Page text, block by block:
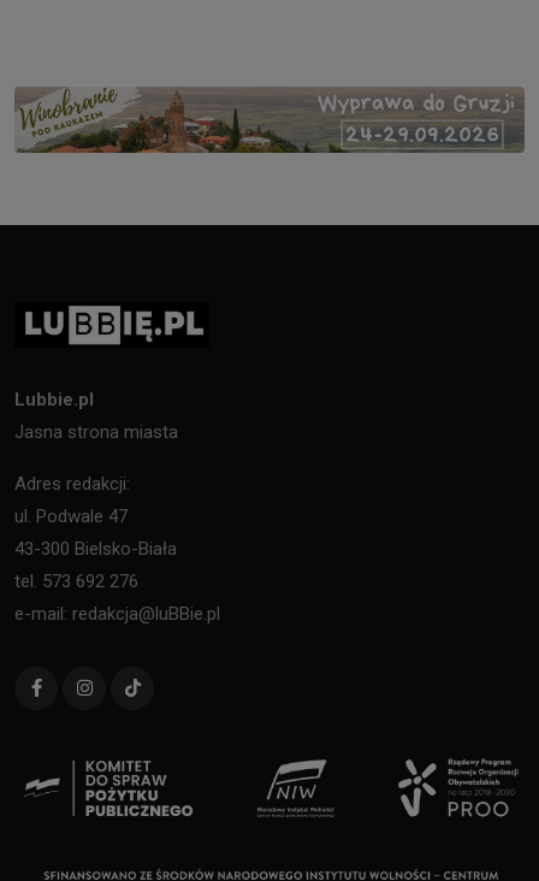
Lubbie.pl
Jasna strona miasta
Adres redakcji:
ul. Podwale 47
43-300 Bielsko-Biała
tel. 573 692 276
e-mail: redakcja@luBBie.pl